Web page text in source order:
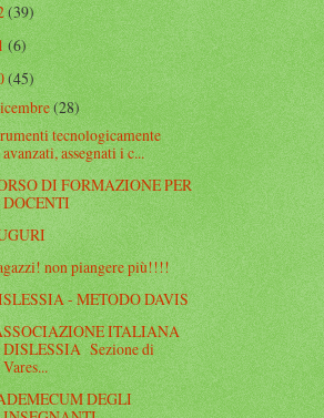
(39)
(6)
(45)
(28)
tecnologicamente
avanzati, assegnati i c...
DI FORMAZIONE PER
DOCENTI
non piangere più!!!!
- METODO DAVIS
ITALIANA
DISLESSIA Sezione di
Vares...
DEGLI